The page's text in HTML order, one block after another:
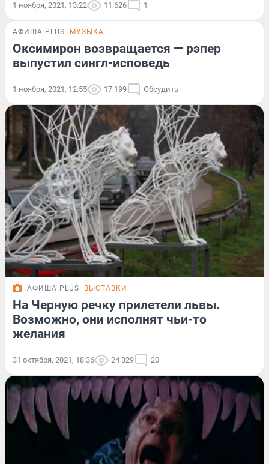
1 ноября, 2021, 13:22 11 626 1
АФИША PLUS МУЗЫКА
Оксимирон возвращается — рэпер
выпустил сингл-исповедь
1 ноября, 2021, 12:55 17 199 Обсудить
АФИША PLUS ВЫСТАВКИ
На Черную речку прилетели львы.
Возможно, они исполнят чьи-то
желания
31 октября, 2021, 18:36 24 329 20